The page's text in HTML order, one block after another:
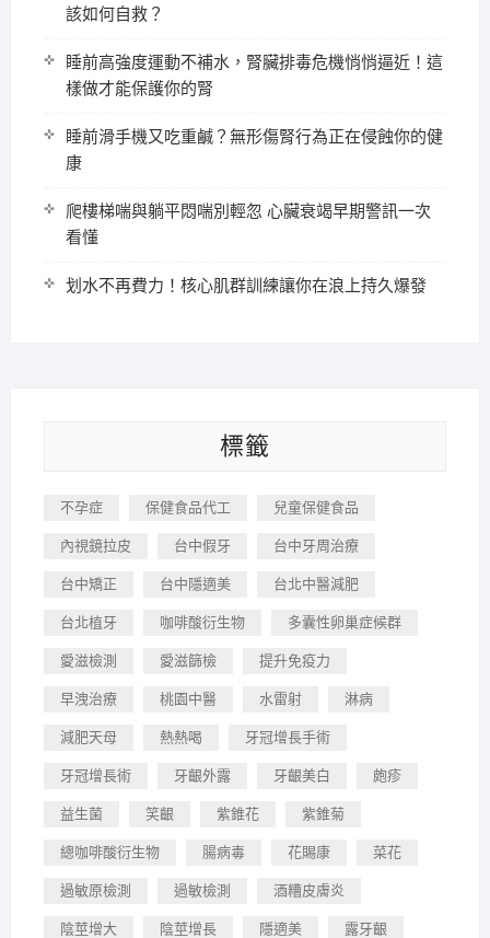
該如何自救？
睡前高強度運動不補水，腎臟排毒危機悄悄逼近！這
樣做才能保護你的腎
睡前滑手機又吃重鹹？無形傷腎行為正在侵蝕你的健
康
爬樓梯喘與躺平悶喘別輕忽 心臟衰竭早期警訊一次
看懂
划水不再費力！核心肌群訓練讓你在浪上持久爆發
標籤
不孕症 保健食品代工 兒童保健食品
內視鏡拉皮 台中假牙 台中牙周治療
台中矯正 台中隱適美 台北中醫減肥
台北植牙 咖啡酸衍生物 多囊性卵巢症候群
愛滋檢測 愛滋篩檢 提升免疫力
早洩治療 桃園中醫 水雷射 淋病
減肥天母 熱熱喝 牙冠增長手術
牙冠增長術 牙齦外露 牙齦美白 皰疹
益生菌 笑齦 紫錐花 紫錐菊
總咖啡酸衍生物 腸病毒 花賜康 菜花
過敏原檢測 過敏檢測 酒糟皮膚炎
陰莖增大 陰莖增長 隱適美 露牙齦